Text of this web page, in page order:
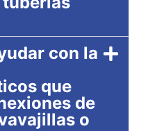
con la
que
de
o